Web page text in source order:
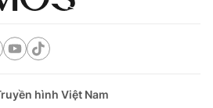
hình Việt Nam